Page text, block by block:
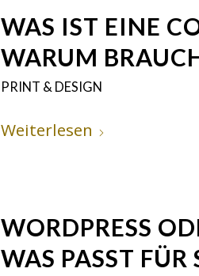
WAS IST EINE
WARUM
PRINT & DESIGN
Weiterlesen
WORDPRESS
WAS PASST FÜR